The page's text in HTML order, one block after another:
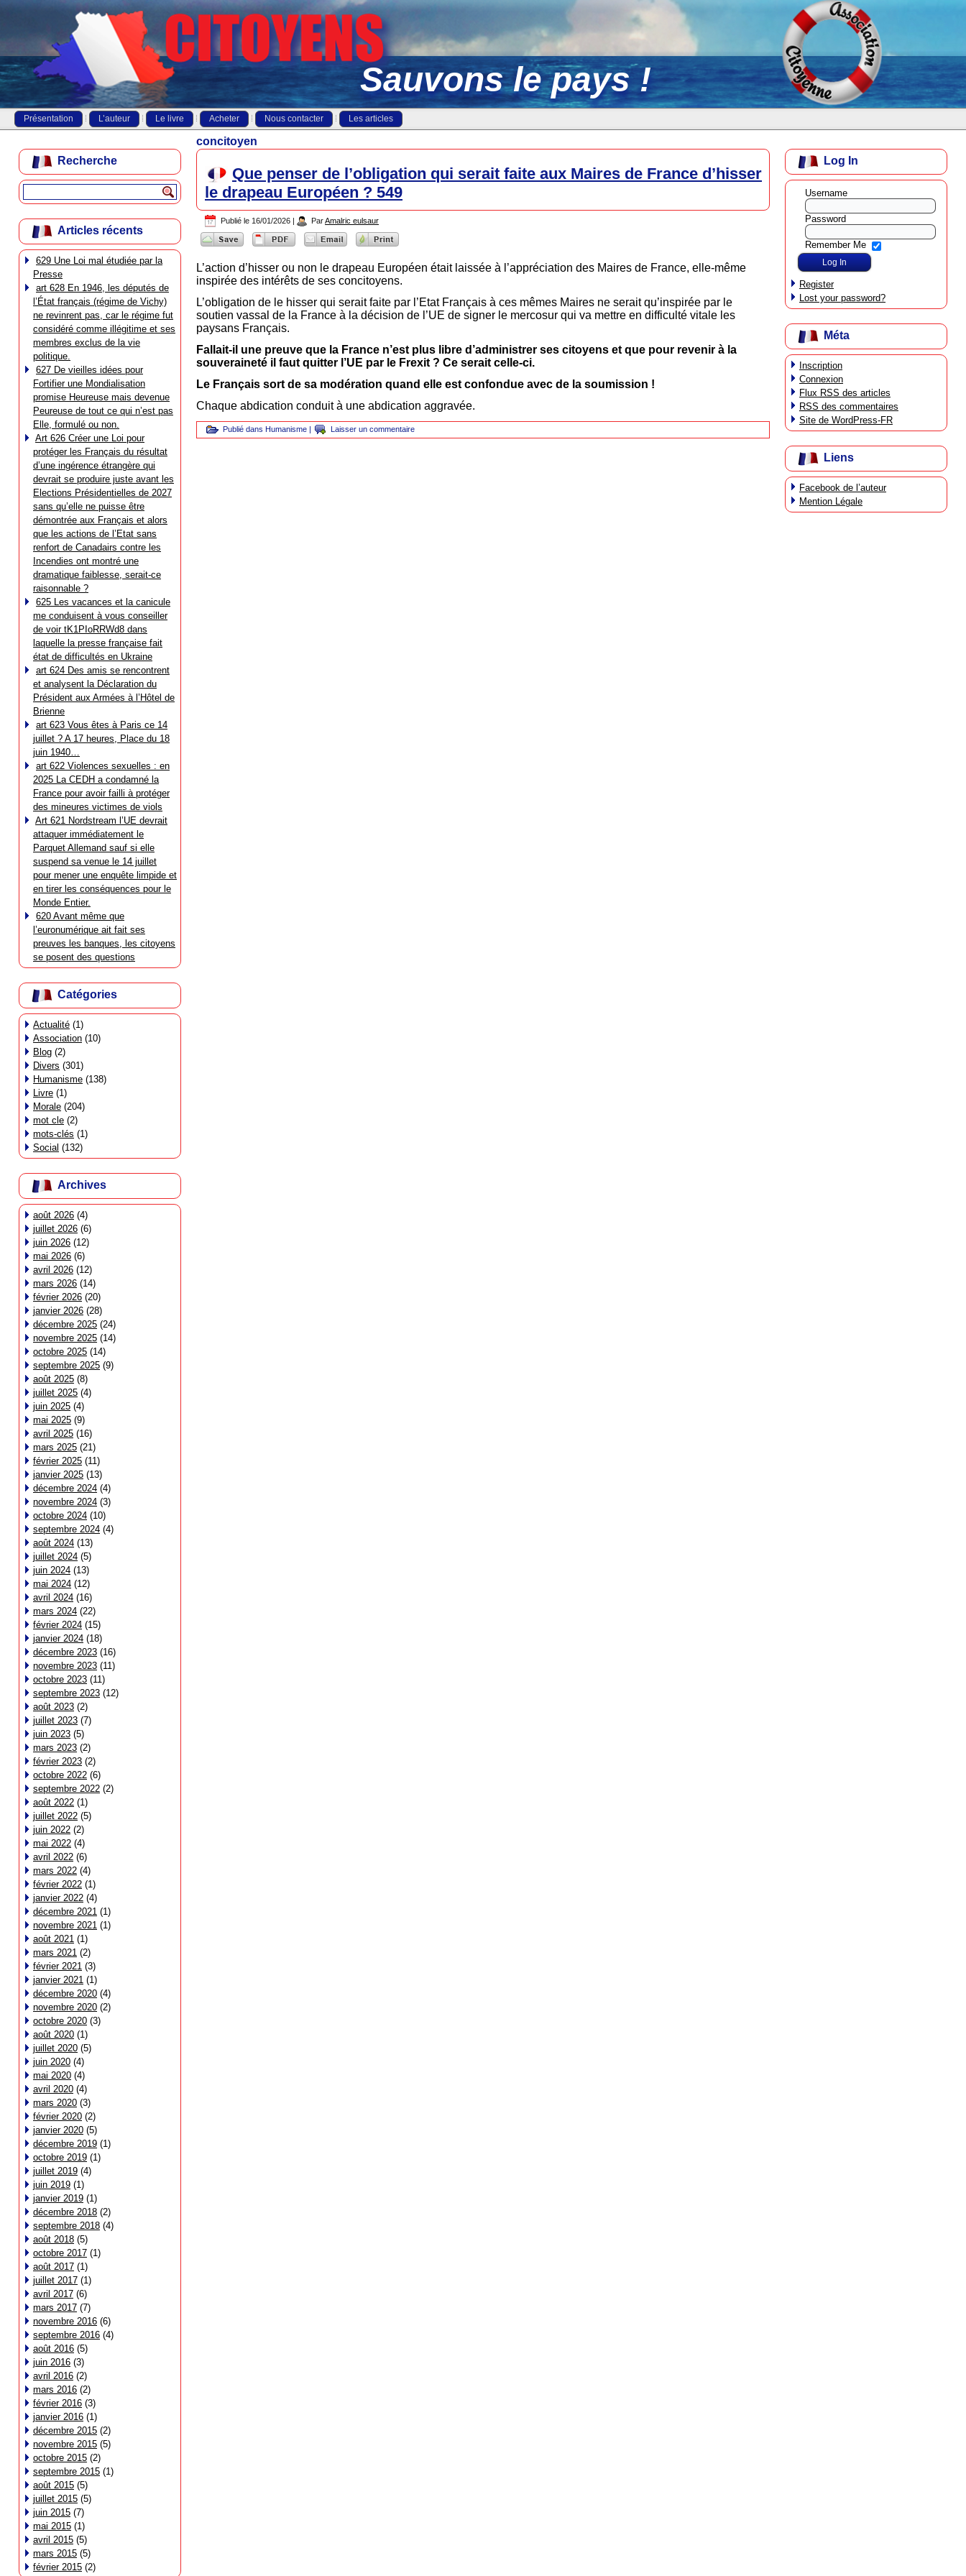
Sauvons le pays !
Présentation L’auteur Le livre Acheter Nous contacter Les articles
Recherche
Articles récents
629 Une Loi mal étudiée par la
Presse
art 628 En 1946, les députés de
l’État français (régime de Vichy)
ne revinrent pas, car le régime fut
considéré comme illégitime et ses
membres exclus de la vie
politique.
627 De vieilles idées pour
Fortifier une Mondialisation
promise Heureuse mais devenue
Peureuse de tout ce qui n’est pas
Elle, formulé ou non.
Art 626 Créer une Loi pour
protéger les Français du résultat
d’une ingérence étrangère qui
devrait se produire juste avant les
Elections Présidentielles de 2027
sans qu’elle ne puisse être
démontrée aux Français et alors
que les actions de l’Etat sans
renfort de Canadairs contre les
Incendies ont montré une
dramatique faiblesse, serait-ce
raisonnable ?
625 Les vacances et la canicule
me conduisent à vous conseiller
de voir tK1PIoRRWd8 dans
laquelle la presse française fait
état de difficultés en Ukraine
art 624 Des amis se rencontrent
et analysent la Déclaration du
Président aux Armées à l’Hôtel de
Brienne
art 623 Vous êtes à Paris ce 14
juillet ? A 17 heures, Place du 18
juin 1940…
art 622 Violences sexuelles : en
2025 La CEDH a condamné la
France pour avoir failli à protéger
des mineures victimes de viols
Art 621 Nordstream l’UE devrait
attaquer immédiatement le
Parquet Allemand sauf si elle
suspend sa venue le 14 juillet
pour mener une enquête limpide et
en tirer les conséquences pour le
Monde Entier.
620 Avant même que
l’euronumérique ait fait ses
preuves les banques, les citoyens
se posent des questions
Catégories
Actualité (1)
Association (10)
Blog (2)
Divers (301)
Humanisme (138)
Livre (1)
Morale (204)
mot cle (2)
mots-clés (1)
Social (132)
Archives
août 2026 (4)
juillet 2026 (6)
juin 2026 (12)
mai 2026 (6)
avril 2026 (12)
mars 2026 (14)
février 2026 (20)
janvier 2026 (28)
décembre 2025 (24)
novembre 2025 (14)
octobre 2025 (14)
septembre 2025 (9)
août 2025 (8)
juillet 2025 (4)
juin 2025 (4)
mai 2025 (9)
avril 2025 (16)
mars 2025 (21)
février 2025 (11)
janvier 2025 (13)
décembre 2024 (4)
novembre 2024 (3)
octobre 2024 (10)
septembre 2024 (4)
août 2024 (13)
juillet 2024 (5)
juin 2024 (13)
mai 2024 (12)
avril 2024 (16)
mars 2024 (22)
février 2024 (15)
janvier 2024 (18)
décembre 2023 (16)
novembre 2023 (11)
octobre 2023 (11)
septembre 2023 (12)
août 2023 (2)
juillet 2023 (7)
juin 2023 (5)
mars 2023 (2)
février 2023 (2)
octobre 2022 (6)
septembre 2022 (2)
août 2022 (1)
juillet 2022 (5)
juin 2022 (2)
mai 2022 (4)
avril 2022 (6)
mars 2022 (4)
février 2022 (1)
janvier 2022 (4)
décembre 2021 (1)
novembre 2021 (1)
août 2021 (1)
mars 2021 (2)
février 2021 (3)
janvier 2021 (1)
décembre 2020 (4)
novembre 2020 (2)
octobre 2020 (3)
août 2020 (1)
juillet 2020 (5)
juin 2020 (4)
mai 2020 (4)
avril 2020 (4)
mars 2020 (3)
février 2020 (2)
janvier 2020 (5)
décembre 2019 (1)
octobre 2019 (1)
juillet 2019 (4)
juin 2019 (1)
janvier 2019 (1)
décembre 2018 (2)
septembre 2018 (4)
août 2018 (5)
octobre 2017 (1)
août 2017 (1)
juillet 2017 (1)
avril 2017 (6)
mars 2017 (7)
novembre 2016 (6)
septembre 2016 (4)
août 2016 (5)
juin 2016 (3)
avril 2016 (2)
mars 2016 (2)
février 2016 (3)
janvier 2016 (1)
décembre 2015 (2)
novembre 2015 (5)
octobre 2015 (2)
septembre 2015 (1)
août 2015 (5)
juillet 2015 (5)
juin 2015 (7)
mai 2015 (1)
avril 2015 (5)
mars 2015 (5)
février 2015 (2)
concitoyen
Que penser de l’obligation qui serait faite aux Maires de France d’hisser
le drapeau Européen ? 549
Publié le 16/01/2026 | ParAmalric eulsaur
L’action d’hisser ou non le drapeau Européen était laissée à l’appréciation des Maires de France, elle-même
inspirée des intérêts de ses concitoyens.
L’obligation de le hisser qui serait faite par l’Etat Français à ces mêmes Maires ne serait qu’inspirée par le
soutien vassal de la France à la décision de l’UE de signer le mercosur qui va mettre en difficulté vitale les
paysans Français.
Fallait-il une preuve que la France n’est plus libre d’administrer ses citoyens et que pour revenir à la
souveraineté il faut quitter l’UE par le Frexit ? Ce serait celle-ci.
Le Français sort de sa modération quand elle est confondue avec de la soumission !
Chaque abdication conduit à une abdication aggravée.
Publié dans Humanisme | Laisser un commentaire
Log In
Username
Password
Remember Me
Register
Lost your password?
Méta
Inscription
Connexion
Flux RSS des articles
RSS des commentaires
Site de WordPress-FR
Liens
Facebook de l’auteur
Mention Légale